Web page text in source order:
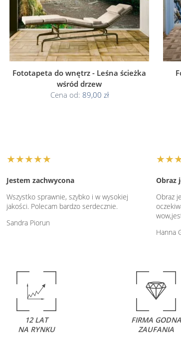
Fototapeta do wnętrz - Leśna ścieżka
wśród drzew
Cena od: 89,00 zł
★★★★★
Jestem zachwycona
Wszystko sprawnie, szybko i w wysokiej
jakości. Polecam bardzo serdecznie.
Sandra Piorun
Obraz
Obraz
Hanna
12 LAT
NA RYNKU
FIRMA GODNA
ZAUFANIA